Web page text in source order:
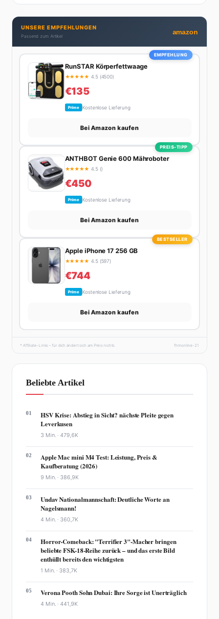
Brunch-Spot der Stadt. Ihre Interior-Tipps basieren
auf echter Erfahrung – ihre Wohnung wurde schon
zweimal in Design-Blogs gefeatured.
UNSERE EMPFEHLUNGEN
Passend zum Artikel
amazon
EMPFEHLUNG
RunSTAR Körperfettwaage
★★★★★ 4.5 (4500)
€135
Prime Kostenlose Lieferung
Bei Amazon kaufen
PREIS-TIPP
ANTHBOT Genie 600 Mähroboter
★★★★★ 4.5 ()
€450
Prime Kostenlose Lieferung
Bei Amazon kaufen
BESTSELLER
Apple iPhone 17 256 GB
★★★★★ 4.5 (597)
€744
Prime Kostenlose Lieferung
Bei Amazon kaufen
* Affiliate-Links – für dich ändert sich am Preis nichts. fhmonline-21
Beliebte Artikel
01
HSV Krise: Abstieg in Sicht? nächste Pleite gegen
Leverkusen
3 Min. ·479,6K
02
Apple Mac mini M4 Test: Leistung, Preis &
Kaufberatung (2026)
9 Min. · 386,9K
03
Undav Nationalmannschaft: Deutliche Worte an
Nagelsmann!
4 Min. · 360,7K
04
Horror-Comeback: "Terrifier 3"-Macher bringen
beliebte FSK-18-Reihe zurück – und das erste Bild
enthüllt bereits den wichtigsten
1 Min. · 383,7K
05 Verona Pooth Sohn Dubai: Ihre Sorge ist Unerträglich
4 Min. ·441,9K